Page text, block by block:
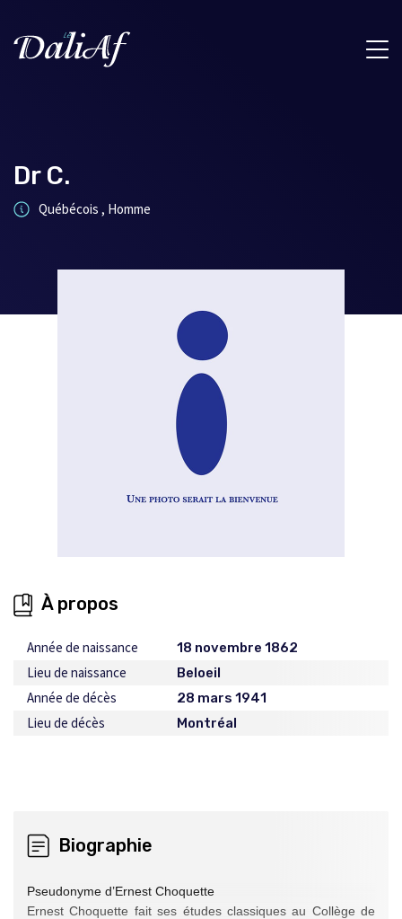
Dr C.
Québécois , Homme
À propos
Année de naissance 18 novembre 1862
Lieu de naissance Beloeil
Année de décès 28 mars 1941
Lieu de décès Montréal
Biographie
Pseudonyme d’Ernest Choquette
Ernest Choquette fait ses études classiques au Collège de